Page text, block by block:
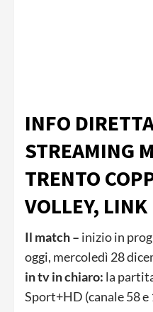
INFO
STREAMING
TRENTO
VOLLEY,
Il match – inizio in
oggi, mercoledì 28
in tv in chiaro: la
Sport+HD (canale 58